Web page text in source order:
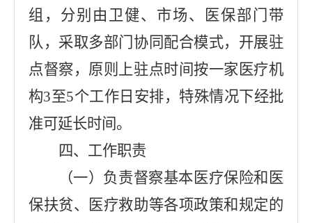
组，分别由卫健、市场、医保部门带
队， 采取多部门协同配合模式，开展驻
点督察，原则上驻点时间按一家医疗机
构3至5个工作日安排，特殊情况下经批
准可延长时间。
四、工作职责
（一）负责督察基本医疗保险和医
保扶贫、医疗救助等各项政策和规定的